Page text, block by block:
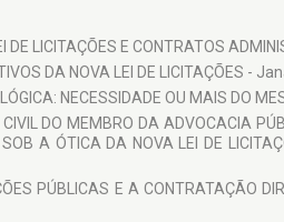
DE LICITAÇÕES E CONTRATOS
DA NOVA LEI DE LICITAÇÕES -
NECESSIDADE OU MAIS DO
DO MEMBRO DA ADVOCACIA
A ÓTICA DA NOVA LEI DE
PÚBLICAS E A CONTRATAÇÃO